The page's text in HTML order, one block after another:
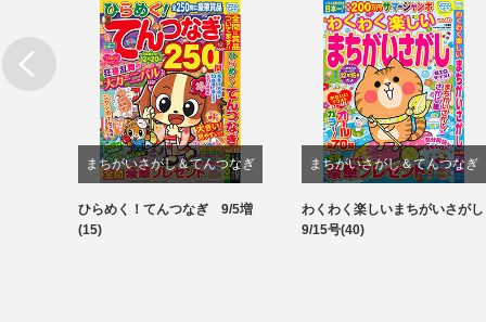
まちがいさがし＆てんつなぎ
パズル
ひらめく！てんつなぎ 9/5増
(15)
まちがいさがし＆てんつなぎ
パズル
わくわく楽しいまちがいさがし
9/15号(40)